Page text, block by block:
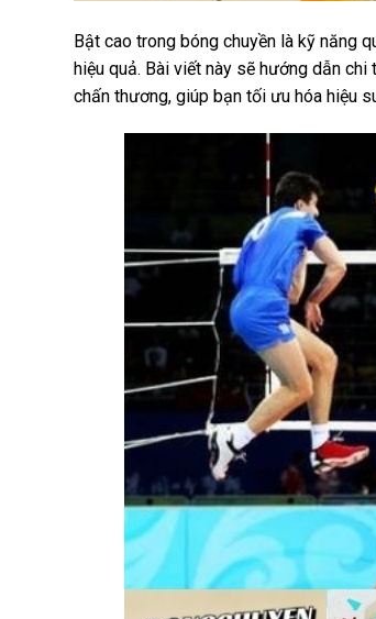
Bật cao trong bóng chuyền là kỹ năng
hiệu quả. Bài viết này sẽ hướng dẫn chi
chấn thương, giúp bạn tối ưu hóa hiệu